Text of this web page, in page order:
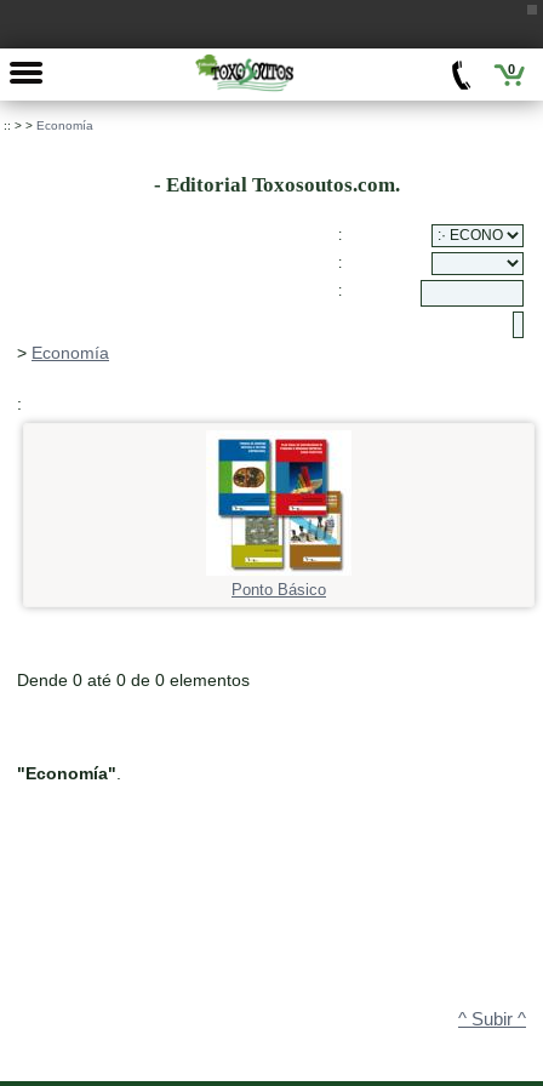
0
:: > > Economía
- Editorial Toxosoutos.com.
:
:
:
> Economía
:
Ponto Básico
Dende 0 até 0 de 0 elementos
"Economía"
^ Subir ^